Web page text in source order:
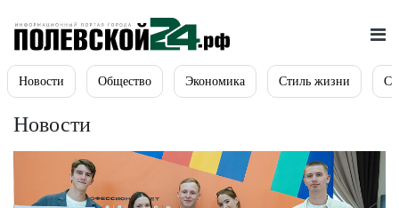
Новости Общество Экономика Стиль жизни
Новости